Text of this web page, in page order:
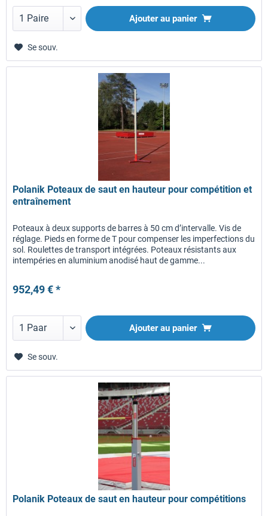
Ajouter au panier
Se souv.
Polanik Poteaux de saut en hauteur pour compétition et
entraînement
Poteaux à deux supports de barres à 50 cm d’intervalle. Vis de
réglage. Pieds en forme de T pour compenser les imperfections du
sol. Roulettes de transport intégrées. Poteaux résistants aux
intempéries en aluminium anodisé haut de gamme...
952,49 € *
Ajouter au panier
Se souv.
Polanik Poteaux de saut en hauteur pour compétitions